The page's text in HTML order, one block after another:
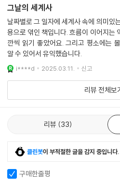
후인 ‘11월 28일’ 글에서는 같은 해에 일
이야기를 풀어낸다. 두 사건의 연관성이
일 분단의 종식과 냉전 체제의 끝을 상
역에 큰 영향을 미쳤다. 베를린 장벽이
산 국가였던 체코슬로바키아 국민들은 ‘
쏟아져 나왔다. 그것이 벨벳혁명이다.
“세계 역사의 흐름이 파노라마처럼 펼쳐
당신의 생각을 넓혀 줄 특별한 세계사 여
하루 한 장씩 이 책을 넘기다 보면 역사
로의 인과이고, 지금까지도 이어지며
을 깨닫게 된다. 과거 동료 인류가 이 지
우리가 당연한 듯 보내는 하루하루의 소
아갈 힘과 앞날을 예상할 지혜는 역사에
도 이해가 될 것이다.
그날의 세계사
날짜별로 그 일자에 세계사 속에 의미있
용으로 엮인 책입니다. 흐름이 이어지는
깐씩 읽기 좋았어요. 그리고 평소에는
알 수 있어서 유익했습니다.
i****d 2025.03.11. 신고
리뷰 전체보기
리뷰 33
클린봇이 부적절한 글을 감지 중입니다.
구매한줄평